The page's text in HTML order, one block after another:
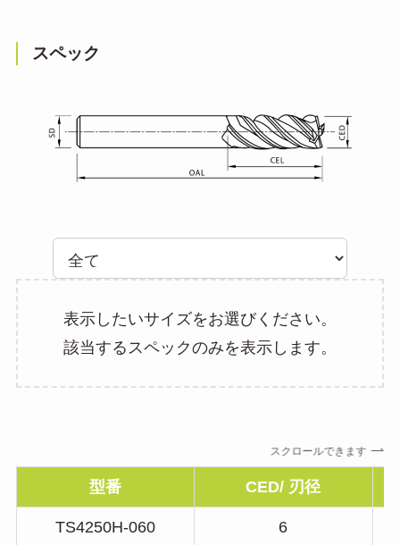
スペック
表示したいサイズをお選びください。
該当するスペックのみを表示します。
スクロールできます
型番 CED/ 刃径
TS4250H-060 6